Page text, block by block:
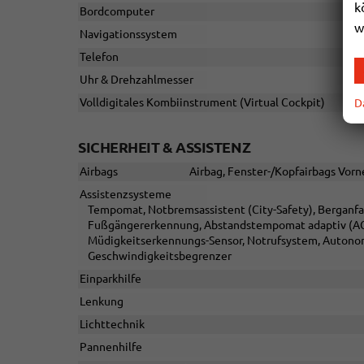
Bordcomputer
Navigationssystem
Telefon
Uhr & Drehzahlmesser
Volldigitales Kombiinstrument (Virtual Cockpit)
SICHERHEIT & ASSISTENZ
Airbags
Airbag, Fenster-/Kopfairbags
Assistenzsysteme
Tempomat, Notbremsassistent (City-Safety),
Fußgängererkennung, Abstandstempomat adaptiv
Müdigkeitserkennungs-Sensor, Notrufsystem,
Geschwindigkeitsbegrenzer
Einparkhilfe
Lenkung
Lichttechnik
Pannenhilfe